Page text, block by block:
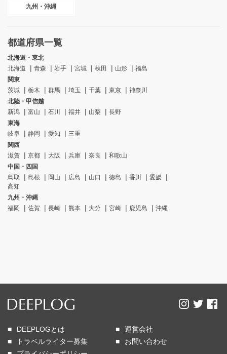
九州・沖縄
都道府県一覧
北海道・東北
北海道
青森 岩手 宮城 秋田 山形
福島
関東
茨城
栃木 群馬 埼玉 千葉 東京
神奈川
北陸・甲信越
新潟
富山 石川 福井 山梨
長野
東海
岐阜
静岡 愛知
三重
関西
滋賀
京都 大阪 兵庫 奈良
和歌山
中国・四国
鳥取
島根 岡山 広島 山口 徳島 香川
愛媛
高知
九州・沖縄
福岡
佐賀 長崎 熊本 大分 宮崎 鹿児島 沖縄
DEEPLOGとは
運営会社
トラベルライター募集
お問い合わせ